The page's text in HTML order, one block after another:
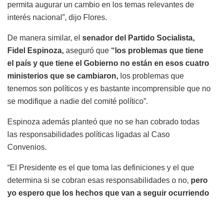
permita augurar un cambio en los temas relevantes de
interés nacional”, dijo Flores.
De manera similar, el senador del Partido Socialista,
Fidel Espinoza, aseguró que “los problemas que tiene
el país y que tiene el Gobierno no están en esos cuatro
ministerios que se cambiaron, los problemas que
tenemos son políticos y es bastante incomprensible que no
se modifique a nadie del comité político”.
Espinoza además planteó que no se han cobrado todas
las responsabilidades políticas ligadas al Caso
Convenios.
“El Presidente es el que toma las definiciones y el que
determina si se cobran esas responsabilidades o no, pero
yo espero que los hechos que van a seguir ocurriendo